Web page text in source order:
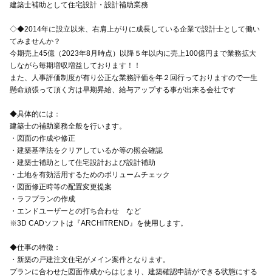
建築士補助として住宅設計・設計補助業務
◇◆2014年に設立以来、右肩上がりに成長している企業で設計士として働い
てみませんか？
今期売上45億（2023年8月時点）以降５年以内に売上100億円まで業務拡大
しながら毎期増収増益しております！！
また、人事評価制度が有り公正な業務評価を年２回行っておりますので一生
懸命頑張って頂く方は早期昇給、給与アップする事が出来る会社です
◆具体的には：
建築士の補助業務全般を行います。
・図面の作成や修正
・建築基準法をクリアしているか等の照会確認
・建築士補助として住宅設計および設計補助
・土地を有効活用するためのボリュームチェック
・図面修正時等の配置変更提案
・ラフプランの作成
・エンドユーザーとの打ち合わせ など
※3D CADソフトは『ARCHITREND』を使用します。
◆仕事の特徴：
・新築の戸建注文住宅がメイン案件となります。
プランに合わせた図面作成からはじまり、建築確認申請ができる状態にする